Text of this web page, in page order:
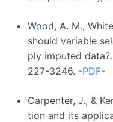
Wood, A. M.,
should variable
ply imputed
227-3246. -PDF-
Carpenter, J., &
tion and its